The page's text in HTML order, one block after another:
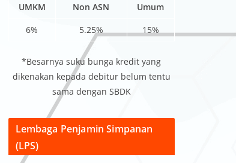
UMKM
Non ASN
Umum
6%
5.25% 15%
*Besarnya suku bunga kredit yang
dikenakan kepada debitur belum tentu
sama dengan SBDK
Lembaga Penjamin Simpanan
(LPS)